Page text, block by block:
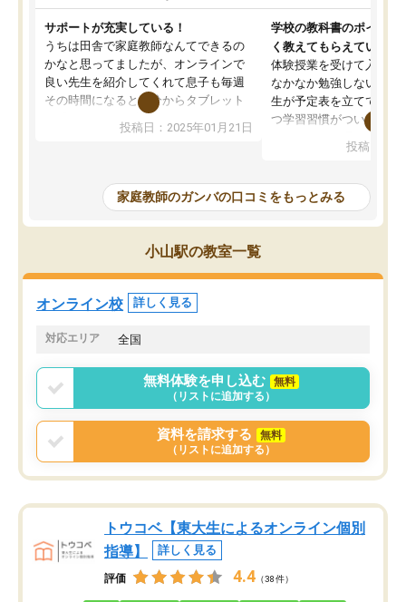
サポートが充実している！
うちは田舎で家庭教師なんてできるの
かなと思ってましたが、オンラインで
良い先生を紹介してくれて息子も毎週
その時間になると自分からタブレット
を開いてzoomを繋げるようになりまし
た！5科目なんでもOKなのもとても気
めて1年ほどだった今では平均点以上の
科目が増えてきました！あと1年受験ま
であるので無料の週末教室を使用しな
がら頑張って欲しいと思います！
投稿日：2025年01月21日
学校の教科書のポイント
く教えてもらえている
体験授業を受けて入塾し
なかなか勉強しない息子
生が予定表を立ててくれ
つ学習習慣がついてきま
指導が無い日も予定表
問できるのでとても助か
投稿日：
家庭教師のガンバの口コミをもっとみる
小山駅の教室一覧
オンライン校 詳しく見る
対応エリア 全国
無料体験を申し込む
無料
（リストに追加する）
資料を請求する
無料
（リストに追加する）
トウコベ【東大生によるオンライン個別
指導】
詳しく見る
評価 4.4 （38件）